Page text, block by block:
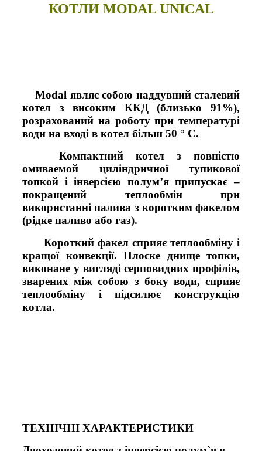
КОТЛИ MODAL UNICAL
Modal являє собою наддувний сталевий
котел з високим ККД (близько 91%),
розрахований на роботу при температурі
води на вході в котел більш 50 ° С.
Компактний котел з повністю
oмивaeмoй циліндричної тупикової
топкoй і інверсією полум’я припускає –
покращений теплообмін при
використанні палива з коротким факелом
(рідке паливо або газ).
Короткий факел сприяє теплообміну і
кращої конвекції. Плоске днище топки,
виконане у вигляді серповидних профілів,
зварених між собою з боку води, сприяє
теплообміну і підсилює конструкцію
котла.
ТЕХНІЧНІ ХАРАКТЕРИСТИКИ